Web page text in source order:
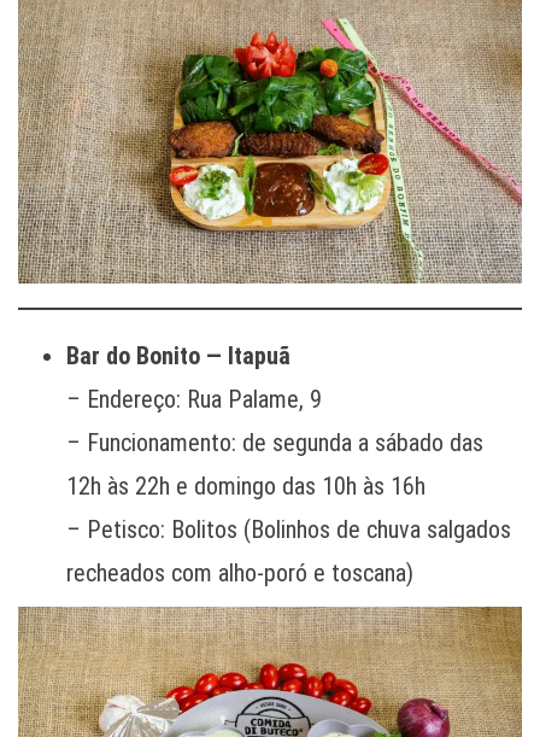
Bar do Bonito — Itapuã
– Endereço: Rua Palame, 9
– Funcionamento: de segunda a sábado das
12h às 22h e domingo das 10h às 16h
– Petisco: Bolitos (Bolinhos de chuva salgados
recheados com alho-poró e toscana)